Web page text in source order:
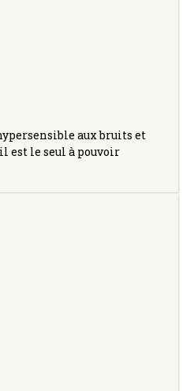
aux bruits et
est le seul à pouvoir